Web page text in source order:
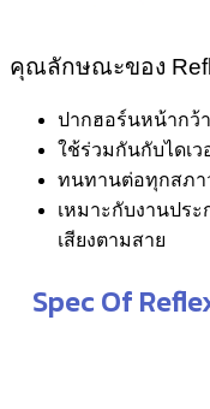
คุณลักษณะของ
ปากฮอร์นหน้ากว้า
ใช้ร่วมกันกับไดเว
ทนทานต่อทุกสภา
เหมาะกับงานประ
เสียงตามสาย
Spec Of